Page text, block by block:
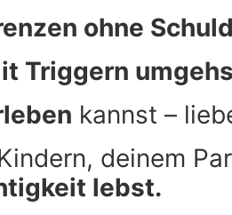
ohne
Triggern
kannst –
deinem
lebst.